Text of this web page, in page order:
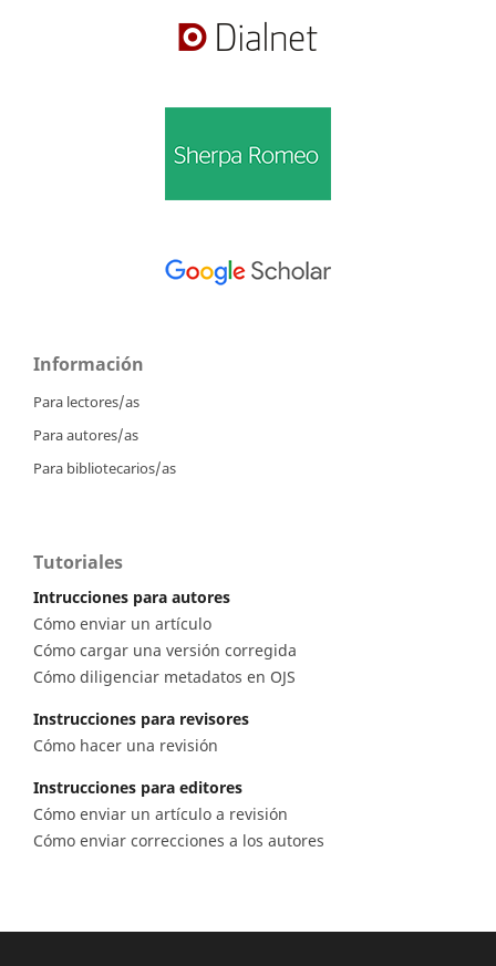
Información
Para lectores/as
Para autores/as
Para bibliotecarios/as
Tutoriales
Intrucciones para autores
Cómo enviar un artículo
Cómo cargar una versión corregida
Cómo diligenciar metadatos en OJS
Instrucciones para revisores
Cómo hacer una revisión
Instrucciones para editores
Cómo enviar un artículo a revisión
Cómo enviar correcciones a los autores